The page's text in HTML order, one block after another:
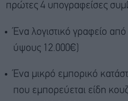
πρώτες 4 υπογραφείσες
Ένα λογιστικό γραφείο
ύψους 12.000€)
Ένα μικρό εμπορικό
που εμπορεύεται είδη